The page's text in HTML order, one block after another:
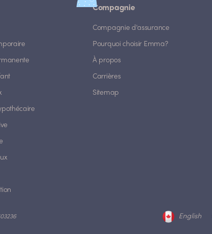
Compagnie
Compagnie d'assurance
Pourquoi choisir Emma?
À propos
Carrières
Sitemap
English